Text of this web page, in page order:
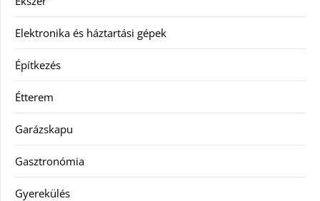
Elektronika és háztartási gépek
Építkezés
Étterem
Garázskapu
Gasztronómia
Gyerekülés